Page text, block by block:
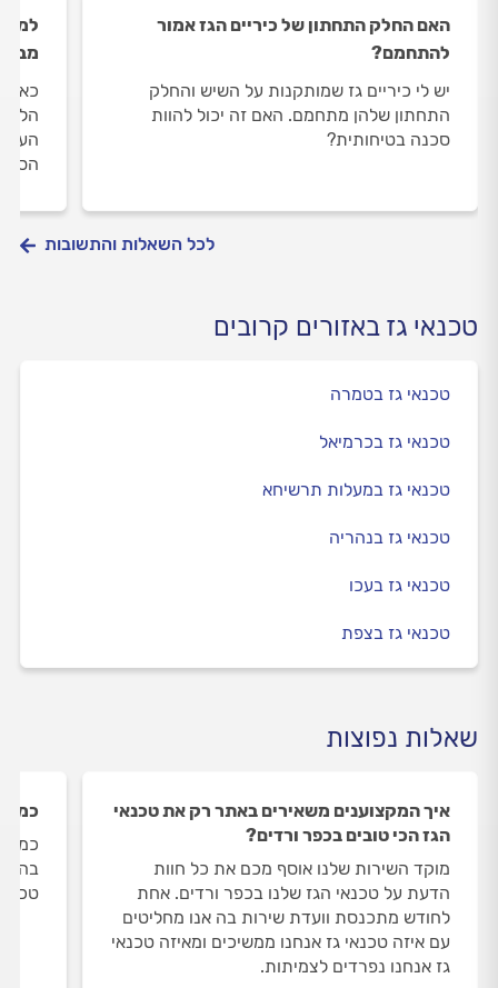
האם החלק התחתון של כיריים הגז אמור
להתחמם?
יש לי כיריים גז שמותקנות על השיש והחלק
התחתון שלהן מתחמם. האם זה יכול להוות
סכנה בטיחותית?
למה
לכל השאלות והתשובות
טכנאי גז באזורים קרובים
טכנאי גז בטמרה
טכנאי גז בכרמיאל
טכנאי גז במעלות תרשיחא
טכנאי גז בנהריה
טכנאי גז בעכו
טכנאי גז בצפת
שאלות נפוצות
איך המקצוענים משאירים באתר רק את טכנאי
הגז הכי טובים בכפר ורדים?
מוקד השירות שלנו אוסף מכם את כל חוות
הדעת על טכנאי הגז שלנו בכפר ורדים. אחת
לחודש מתכנסת וועדת שירות בה אנו מחליטים
עם איזה טכנאי גז אנחנו ממשיכים ומאיזה טכנאי
גז אנחנו נפרדים לצמיתות.
כמה